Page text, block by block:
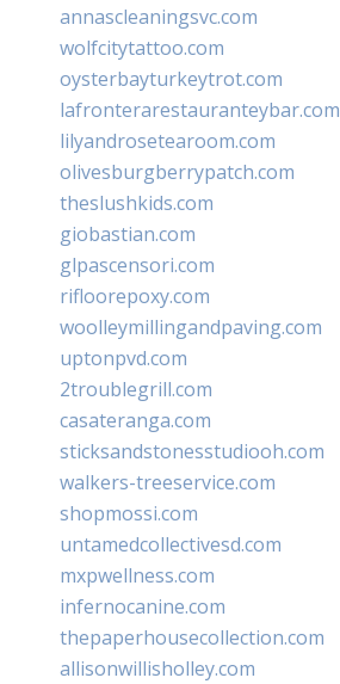
annascleaningsvc.com
wolfcitytattoo.com
oysterbayturkeytrot.com
lafronterarestauranteybar.com
lilyandrosetearoom.com
olivesburgberrypatch.com
theslushkids.com
giobastian.com
glpascensori.com
rifloorepoxy.com
woolleymillingandpaving.com
uptonpvd.com
2troublegrill.com
casateranga.com
sticksandstonesstudiooh.com
walkers-treeservice.com
shopmossi.com
untamedcollectivesd.com
mxpwellness.com
infernocanine.com
thepaperhousecollection.com
allisonwillisholley.com